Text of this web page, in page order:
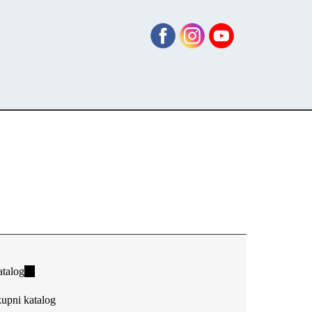
(link
external)
katalog